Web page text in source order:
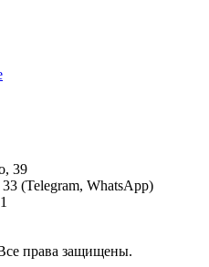
39
(Telegram, WhatsApp)
права защищены.